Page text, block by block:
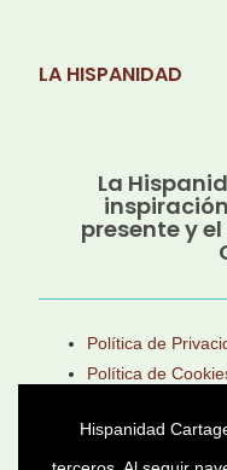
LA HISPANIDAD
La
presente y
Política de
Política de
Hispanidad